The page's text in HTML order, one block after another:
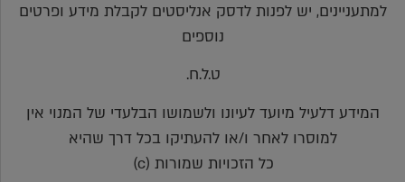
למתעניינים, יש לפנות לדסק אנליסטים לקבלת מידע ופרטים
נוספים
ט.ל.ח.
המידע דלעיל מיועד לעיונו ולשמושו הבלעדי של המנוי אין
למוסרו לאחר ו/או להעתיקו בכל דרך שהיא
כל הזכויות שמורות (c)